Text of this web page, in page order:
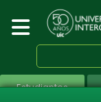
Estudiantes